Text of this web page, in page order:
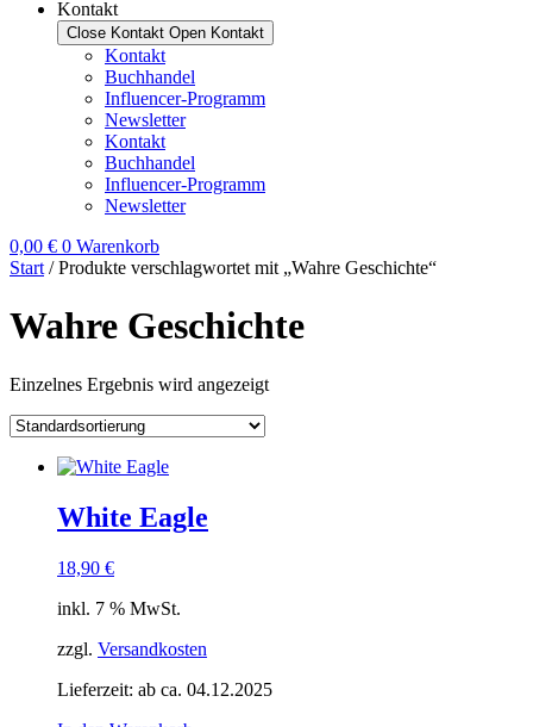
Kontakt
Close Kontakt Open Kontakt
Kontakt
Buchhandel
Influencer-Programm
Newsletter
Kontakt
Buchhandel
Influencer-Programm
Newsletter
0,00 € 0 Warenkorb
Start / Produkte verschlagwortet mit „Wahre Geschichte“
Wahre Geschichte
Einzelnes Ergebnis wird angezeigt
White Eagle
18,90 €
inkl. 7 % MwSt.
zzgl. Versandkosten
Lieferzeit: ab ca. 04.12.2025